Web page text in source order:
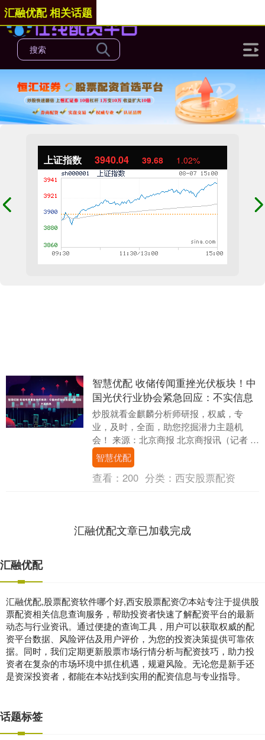
上证指数 3940.04 39.68 1.02%
汇融优配 相关话题
智慧优配 收储传闻重挫光伏板块！中
国光伏行业协会紧急回应：不实信息
炒股就看金麒麟分析师研报，权威，专
业，及时，全面，助您挖掘潜力主题机
会！ 来源：北京商报 北京商报讯（记者 马
换换 王蔓蕾）11月12日，A股光伏设备板
块出现“....
智慧优配
查看： 200 分类： 西安股票配资
汇融优配文章已加载完成
汇融优配
汇融优配,股票配资软件哪个好,西安股票配资⑦本站专注于提供股
票配资相关信息查询服务，帮助投资者快速了解配资平台的最新
动态与行业资讯。通过便捷的查询工具，用户可以获取权威的配
资平台数据、风险评估及用户评价，为您的投资决策提供可靠依
据。同时，我们定期更新股票市场行情分析与配资技巧，助力投
资者在复杂的市场环境中抓住机遇，规避风险。无论您是新手还
是资深投资者，都能在本站找到实用的配资信息与专业指导。
话题标签